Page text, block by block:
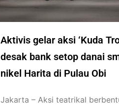
Aktivis gelar aksi ‘Kuda
desak bank setop danai
nikel Harita di Pulau Obi
Jakarta – Aksi teatrikal